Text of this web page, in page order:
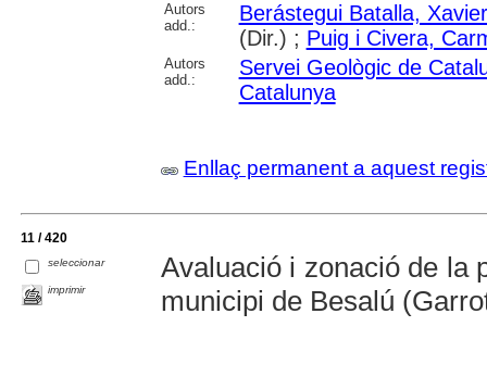
Autors
add.:
Berástegui Batalla, Xavier
(Dir.) ; Puig i Civera,
Autors
add.:
Servei Geològic de
Catalunya
Enllaç permanent a aquest
11 / 420
seleccionar
imprimir
Avaluació i zonació de la
municipi de Besalú